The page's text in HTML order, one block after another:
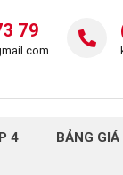
79
4 BẢNG GIÁ